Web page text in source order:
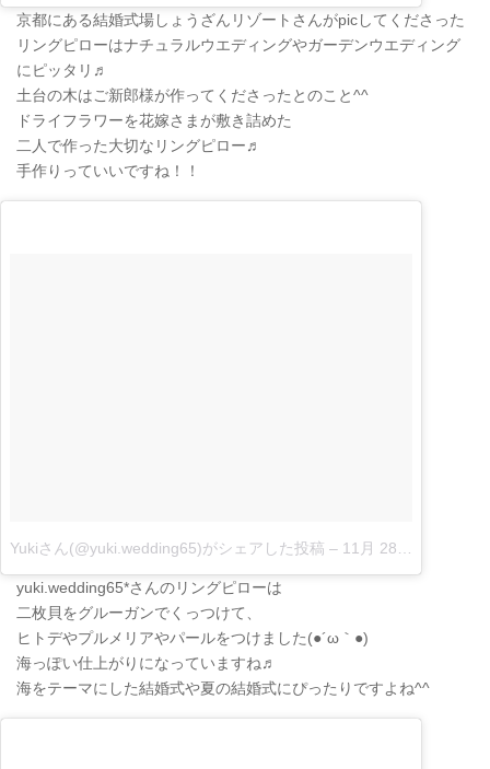
京都にある結婚式場しょうざんリゾートさんがpicしてくださった
リングピローはナチュラルウエディングやガーデンウエディング
にピッタリ♬
土台の木はご新郎様が作ってくださったとのこと^^
ドライフラワーを花嫁さまが敷き詰めた
二人で作った大切なリングピロー♬
手作りっていいですね！！
Yukiさん(@yuki.wedding65)がシェアした投稿 – 11月 28, 2017 at 2:54午後 PST
yuki.wedding65*さんのリングピローは
二枚貝をグルーガンでくっつけて、
ヒトデやプルメリアやパールをつけました(●´ω｀●)
海っぽい仕上がりになっていますね♬
海をテーマにした結婚式や夏の結婚式にぴったりですよね^^